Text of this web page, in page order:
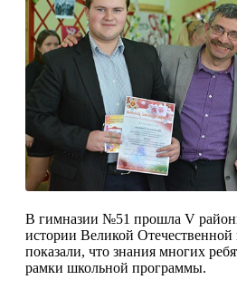
В гимназии №51 прошла V
исто­рии Великой Отечественной
показали, что знания многих
рамки школь­ной программы.